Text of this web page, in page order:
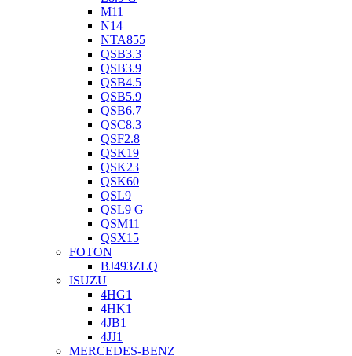
M11
N14
NTA855
QSB3.3
QSB3.9
QSB4.5
QSB5.9
QSB6.7
QSC8.3
QSF2.8
QSK19
QSK23
QSK60
QSL9
QSL9 G
QSM11
QSX15
FOTON
BJ493ZLQ
ISUZU
4HG1
4HK1
4JB1
4JJ1
MERCEDES-BENZ